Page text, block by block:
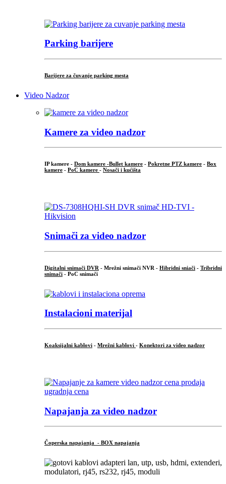
Parking barijere
Barijere za čuvanje parking mesta
Video Nadzor
Kamere za video nadzor
IP kamere - Dom kamere -Bullet kamere - Pokretne PTZ kamere - Box
kamere - PoC kamere - Nosači i kućišta
Snimači za video nadzor
Digitalni snimači DVR - Mrežni snimači NVR - Hibridni sniači - Tribridni
snimači - PoC snimači
Instalacioni materijal
Koaksijalni kablovi - Mrežni kablovi - Konektori za video nadzor
Napajanja za video nadzor
Čoperska napajanja - BOX napajanja